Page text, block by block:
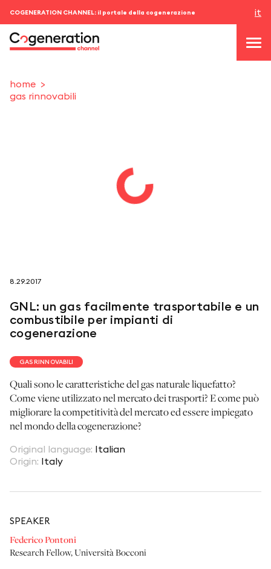
COGENERATION CHANNEL: il portale della cogenerazione it
seguici su
netzerotube
home
gas rinnovabili
8.29.2017
GNL: un gas facilmente trasportabile e un
combustibile per impianti di
cogenerazione
GAS RINNOVABILI
Quali sono le caratteristiche del gas naturale liquefatto?
Come viene utilizzato nel mercato dei trasporti? E come può
migliorare la competitività del mercato ed essere impiegato
nel mondo della cogenerazione?
Original language: Italian
Origin: Italy
SPEAKER
Federico Pontoni
Research Fellow,Università Bocconi